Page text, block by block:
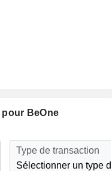
BeOne
Type de transaction
Sélectionner un type